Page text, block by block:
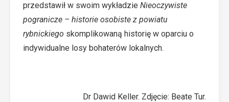
przedstawił w swoim wykładzie Nieoczywiste
pogranicze – historie osobiste z powiatu
rybnickiego skomplikowaną historię w oparciu o
indywidualne losy bohaterów lokalnych.
Dr Dawid Keller. Zdjęcie: Beate Tur.